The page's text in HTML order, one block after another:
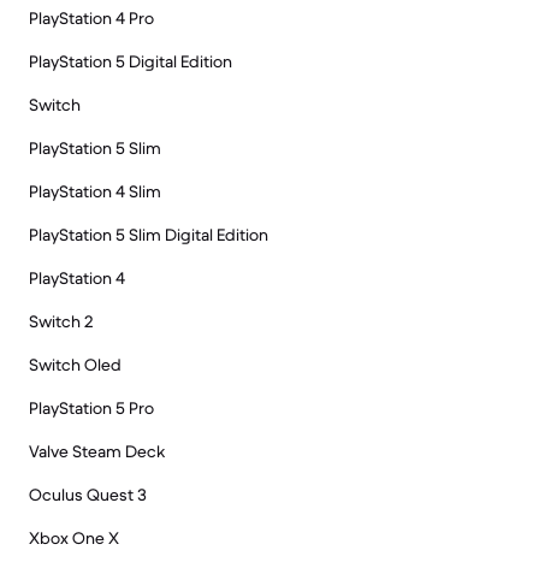
PlayStation 4 Pro
PlayStation 5 Digital Edition
Switch
PlayStation 5 Slim
PlayStation 4 Slim
PlayStation 5 Slim Digital Edition
PlayStation 4
Switch 2
Switch Oled
PlayStation 5 Pro
Valve Steam Deck
Oculus Quest 3
Xbox One X